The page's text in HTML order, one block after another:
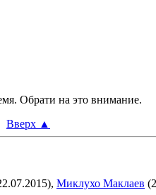
Обрати на это внимание.
Вверх ▲
Миклухо Маклаев